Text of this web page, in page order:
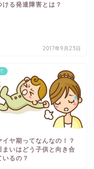
ける発達障害とは？
2017年9月23日
イヤ期ってなんなの！？
まいはどう子供と向き合
いるの？